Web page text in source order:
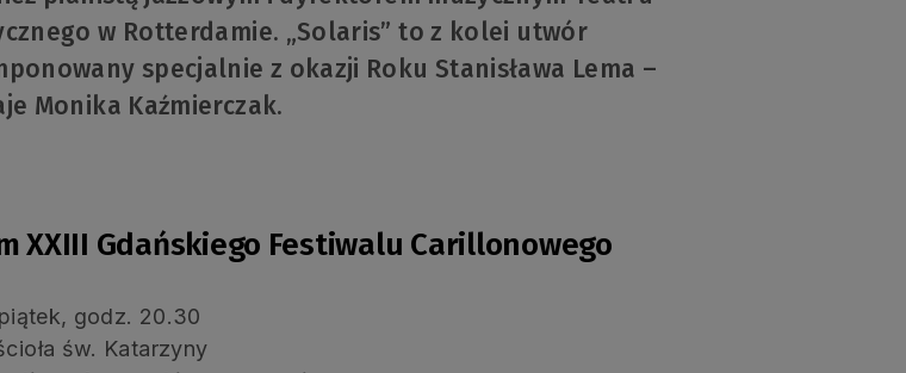
w Rotterdamie. „Solaris” to z kolei utwór
specjalnie z okazji Roku Stanisława Lema –
Monika Kaźmierczak.
XXIII Gdańskiego Festiwalu Carillonowego
godz. 20.30
św. Katarzyny